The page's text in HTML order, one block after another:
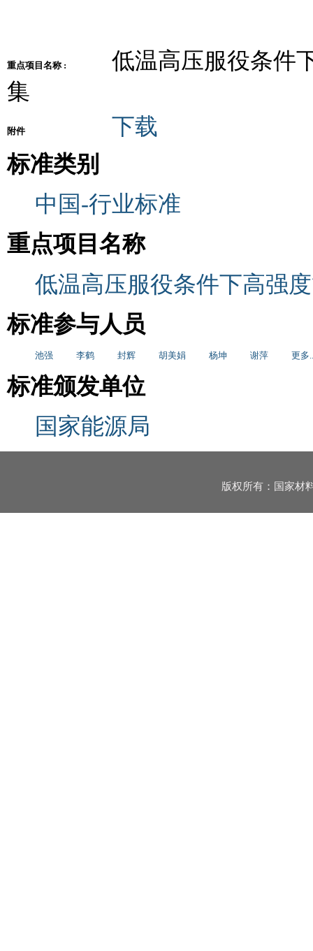
重点项目名称 :
低温高压服役条件
集
附件
下载
标准类别
中国-行业标准
重点项目名称
低温高压服役条件下高强
标准参与人员
池强 李鹤 封辉 胡美娟 杨坤 谢萍 更多
标准颁发单位
国家能源局
版权所有：国家材